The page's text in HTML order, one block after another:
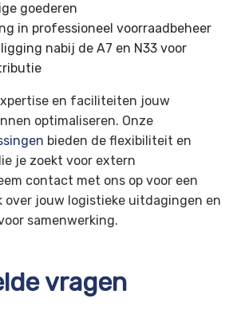
goederen
in professioneel voorraadbeheer
nabij de A7 en N33 voor
en faciliteiten jouw
optimaliseren. Onze
bieden de flexibiliteit en
je zoekt voor extern
contact met ons op voor een
over jouw logistieke uitdagingen en
samenwerking.
vragen